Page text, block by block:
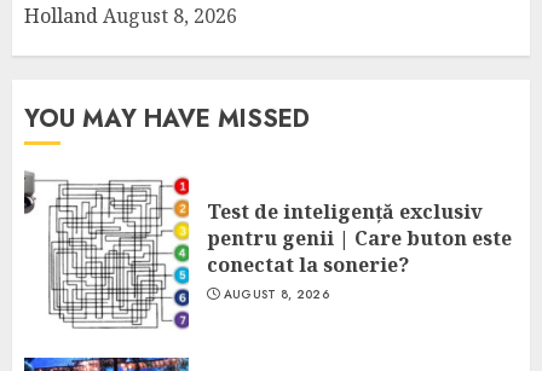
HollandAugust 8, 2026
YOU MAY HAVE MISSED
Test de inteligență exclusiv
pentru genii | Care buton este
conectat la sonerie?
AUGUST 8, 2026